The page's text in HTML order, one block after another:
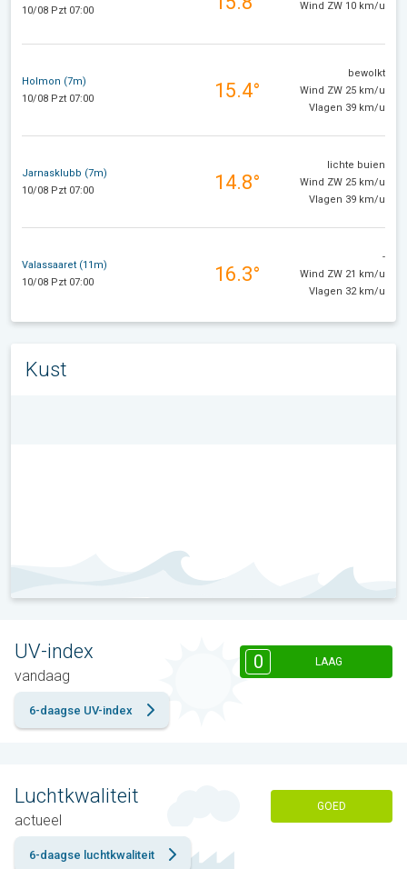
10/08 Pzt 07:00 Wind ZW 10 km/u
Holmon (7m)
10/08 Pzt 07:00
15.4°
bewolkt
Wind ZW 25 km/u
Vlagen 39 km/u
Jarnasklubb (7m)
10/08 Pzt 07:00
14.8°
lichte buien
Wind ZW 25 km/u
Vlagen 39 km/u
Valassaaret (11m)
10/08 Pzt 07:00
16.3°
-
Wind ZW 21 km/u
Vlagen 32 km/u
Kust
UV-index
vandaag
0 LAAG
6-daagse UV-index
Luchtkwaliteit
actueel
GOED
6-daagse luchtkwaliteit